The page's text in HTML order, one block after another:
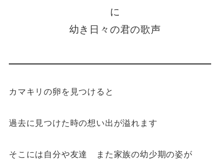
に
幼き日々の君の歌声
カマキリの卵を見つけると
過去に見つけた時の想い出が溢れます
そこには自分や友達 また家族の幼少期の姿が